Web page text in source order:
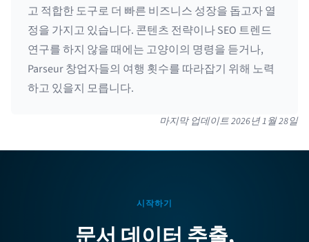
고 적합한 도구로 더 빠른 비즈니스 성장을 돕고자 열
정을 가지고 있습니다. 콘텐츠 전략이나 SEO 트렌드
연구를 하지 않을 때에는 고양이의 명령을 듣거나,
Parseur 창업자들의 여행 횟수를 따라잡기 위해 노력
하고 있을지 모릅니다.
마지막 업데이트2026년 1월 28일
시작하기